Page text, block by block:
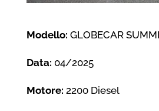
Modello: GLOBECAR
Data: 04/2025
Motore: 2200 Diesel